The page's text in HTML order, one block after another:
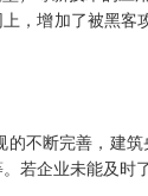
，增加了被黑
不断完善，建筑
若企业未能及时